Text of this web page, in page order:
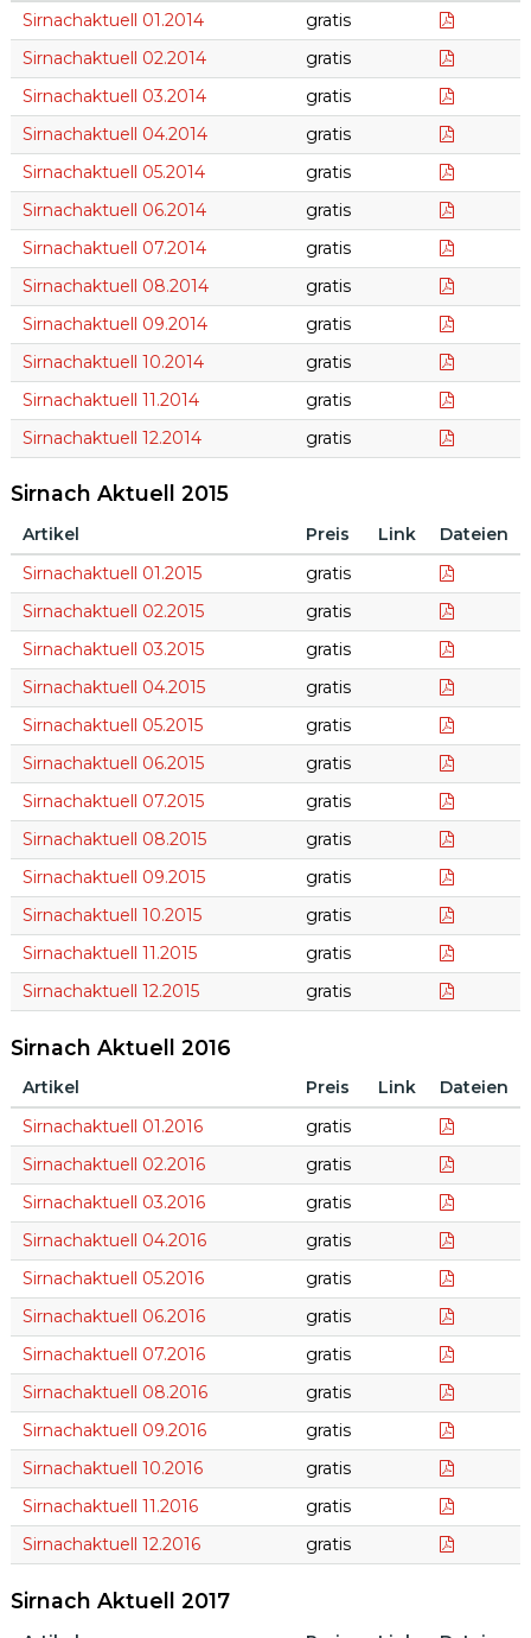
Sirnach Aktuell 2014
Sirnachaktuell 01.2014
gratis
Sirnachaktuell 02.2014
gratis
Sirnachaktuell 03.2014
gratis
Sirnachaktuell 04.2014
gratis
Sirnachaktuell 05.2014
gratis
Sirnachaktuell 06.2014
gratis
Sirnachaktuell 07.2014
gratis
Sirnachaktuell 08.2014
gratis
Sirnachaktuell 09.2014
gratis
Sirnachaktuell 10.2014
gratis
Sirnachaktuell 11.2014
gratis
Sirnachaktuell 12.2014
gratis
Sirnach Aktuell 2015
Sirnach Aktuell 2015
Artikel Preis Link
Dateien
Sirnachaktuell 01.2015
gratis
Sirnachaktuell 02.2015
gratis
Sirnachaktuell 03.2015
gratis
Sirnachaktuell 04.2015
gratis
Sirnachaktuell 05.2015
gratis
Sirnachaktuell 06.2015
gratis
Sirnachaktuell 07.2015
gratis
Sirnachaktuell 08.2015
gratis
Sirnachaktuell 09.2015
gratis
Sirnachaktuell 10.2015
gratis
Sirnachaktuell 11.2015
gratis
Sirnachaktuell 12.2015
gratis
Sirnach Aktuell 2016
Sirnach Aktuell 2016
Artikel Preis Link
Dateien
Sirnachaktuell 01.2016
gratis
Sirnachaktuell 02.2016
gratis
Sirnachaktuell 03.2016
gratis
Sirnachaktuell 04.2016
gratis
Sirnachaktuell 05.2016
gratis
Sirnachaktuell 06.2016
gratis
Sirnachaktuell 07.2016
gratis
Sirnachaktuell 08.2016
gratis
Sirnachaktuell 09.2016
gratis
Sirnachaktuell 10.2016
gratis
Sirnachaktuell 11.2016
gratis
Sirnachaktuell 12.2016
gratis
Sirnach Aktuell 2017